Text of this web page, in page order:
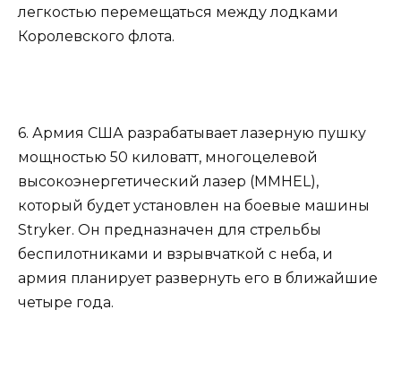
легкостью перемещаться между лодками
Королевского флота.
6. Армия США разрабатывает лазерную пушку
мощностью 50 киловатт, многоцелевой
высокоэнергетический лазер (MMHEL),
который будет установлен на боевые машины
Stryker. Он предназначен для стрельбы
беспилотниками и взрывчаткой с неба, и
армия планирует развернуть его в ближайшие
четыре года.